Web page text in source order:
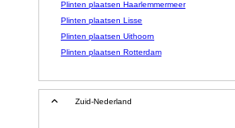
Plinten plaatsen Haarlemmermeer
Plinten plaatsen Lisse
Plinten plaatsen Uithoorn
Plinten plaatsen Rotterdam
Zuid-Nederland